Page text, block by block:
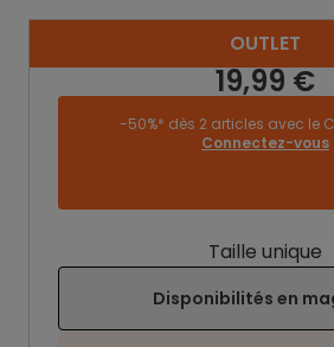
OUTLET
19,99 €
-50%* dès 2 articles avec le
Connectez-vous
Taille unique
Disponibilités en